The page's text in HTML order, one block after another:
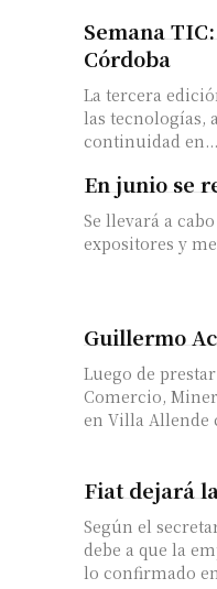
Semana
Córdoba
La tercera
las tecnologías,
continuidad en...
En junio se
Se llevará a
expositores y
Guillermo
Luego de
Comercio,
en Villa Allende
Fiat dejará
Según el
debe a que la
lo confirmado